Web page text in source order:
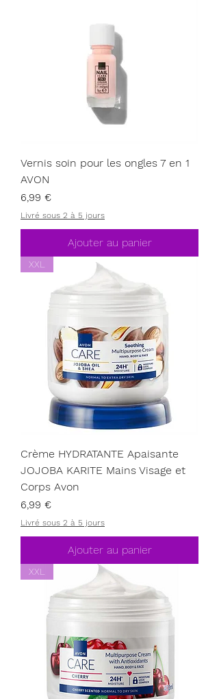
Vernis soin pour les ongles 7 en 1
AVON
Prix
6,99 €
Livré sous 2 à 5 jours
Ajouter au panier
XXL
Crème HYDRATANTE Apaisante
JOJOBA KARITE Mains Visage et
Corps Avon
Prix
6,99 €
Livré sous 2 à 5 jours
Ajouter au panier
XXL